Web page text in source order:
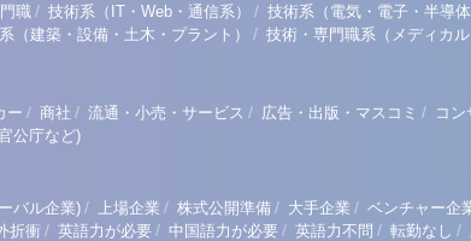
職 / 技術系（IT・Web・通信系） / 技術系（電気・電子・半導体
（建築・設備・土木・プラント） / 技術・専門職系（メディカル
ー / 商社 / 流通・小売・サービス / 広告・出版・マスコミ / コ
公庁など)
バル企業) / 上場企業 / 株式公開準備 / 大手企業 / ベンチャー企
折衝 / 英語力が必要 / 中国語力が必要 / 英語力不問 / 転勤なし /